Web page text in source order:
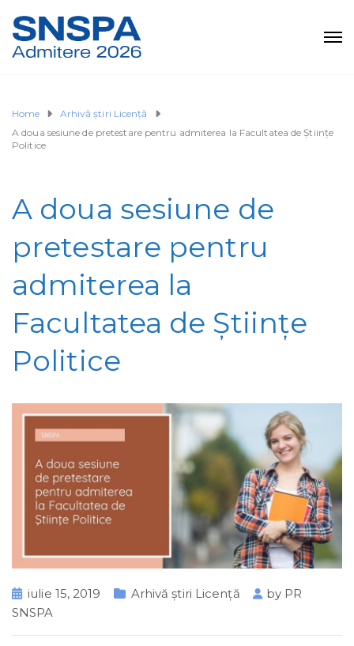
Home
Arhivă știri Licență
A doua sesiune de pretestare pentru admiterea la Facultatea de Ştiinţe
Politice
A doua sesiune de
pretestare pentru
admiterea la
Facultatea de Ştiinţe
Politice
iulie 15, 2019 Arhivă știri Licență by PR
SNSPA